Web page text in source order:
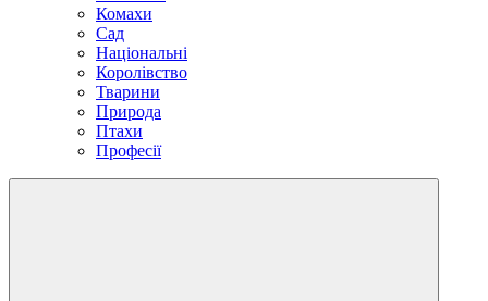
Комахи
Сад
Національні
Королівство
Тварини
Природа
Птахи
Професії